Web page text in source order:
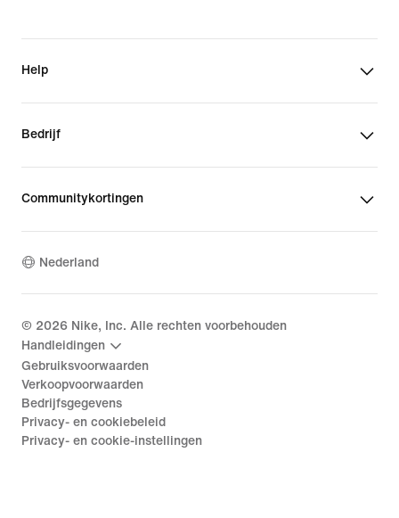
Help
Bedrijf
Communitykortingen
Nederland
© 2026 Nike, Inc. Alle rechten voorbehouden
Handleidingen
Gebruiksvoorwaarden
Verkoopvoorwaarden
Bedrijfsgegevens
Privacy- en cookiebeleid
Privacy- en cookie-instellingen